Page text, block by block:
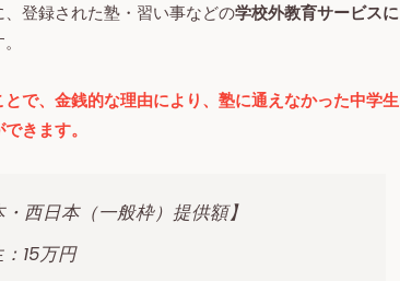
、登録された塾・習い事などの学校外教育サービスに
で、金銭的な理由により、塾に通えなかった中学生
きます。
・西日本（一般枠）提供額】
15万円